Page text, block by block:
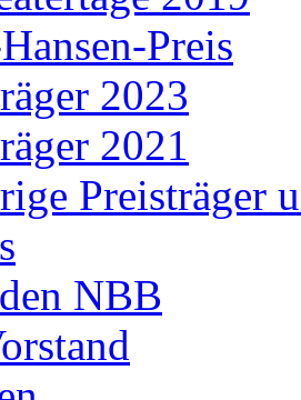
Preis
2023
2021
Preisträger
NBB